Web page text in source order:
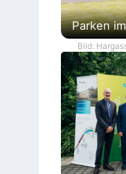
Parken
Bild: